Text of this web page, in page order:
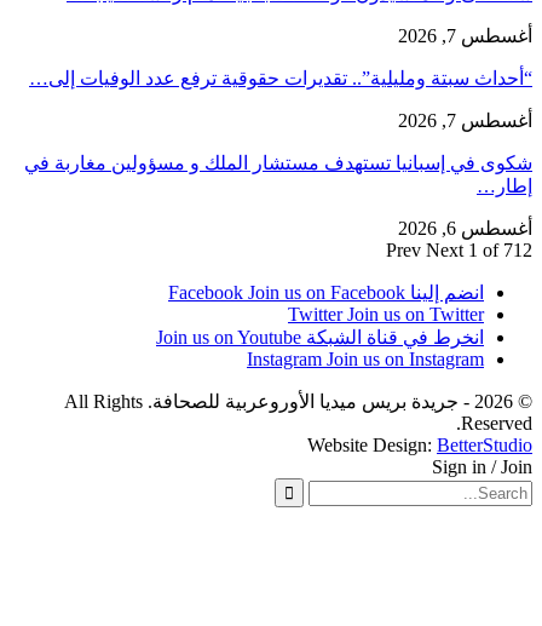
7, 2026
سبتة ومليلية”.. تقديرات حقوقية ترفع عدد الوفيات إلى…
7, 2026
في إسبانيا تستهدف مستشار الملك و مسؤولين مغاربة في
6, 2026
PrevNext 1 of
انضم إلينا Facebook
Join us on Facebook
Twitter Join us on Twitter
انخرط في قناة الشبكة Join us on Youtube
Instagram Join us on Instagram
© 2026 - جريدة بريس ميديا الأوروعربية للصحافة. All Rights
Website Design:
Sign in /